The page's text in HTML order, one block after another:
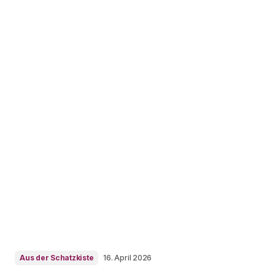
Aus der Schatzkiste 16. April 2026